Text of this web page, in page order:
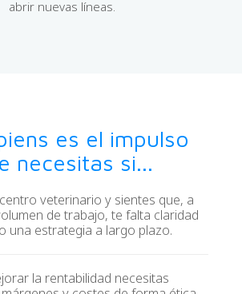
abrir nuevas líneas.
es el impulso
necesitas si...
veterinario y sientes que, a
de trabajo, te falta claridad
una estrategia a largo plazo.
la rentabilidad necesitas